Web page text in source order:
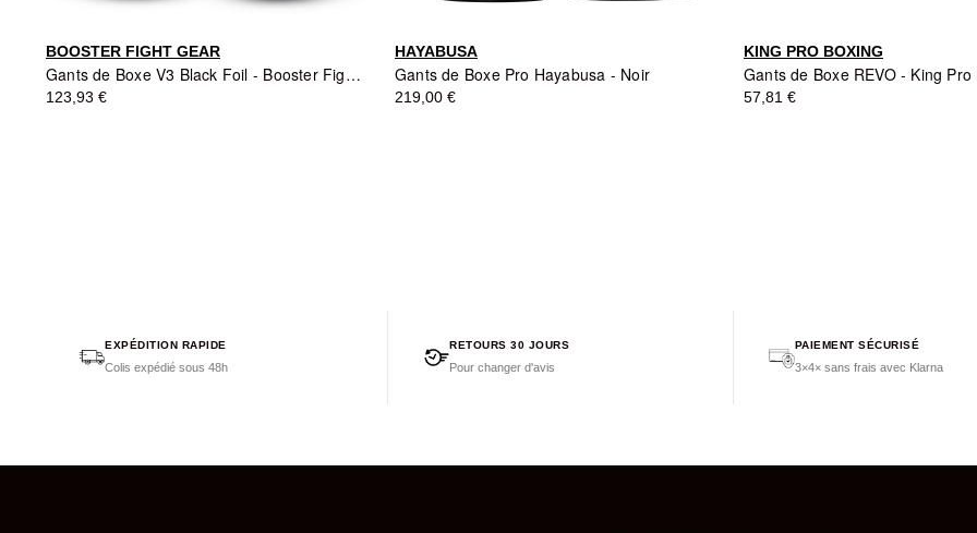
BOOSTER FIGHT GEAR
Gants de Boxe V3 Black Foil - Booster Fight Gear
123,93 €
HAYABUSA
Gants de Boxe Pro Hayabusa - Noir
219,00 €
KING PRO BOXING
57,81 €
EXPÉDITION RAPIDE
Colis expédié sous 48h
RETOURS 30 JOURS
Pour changer d'avis
PAIEMENT SÉCURISÉ
3×4× sans frais avec Klarna